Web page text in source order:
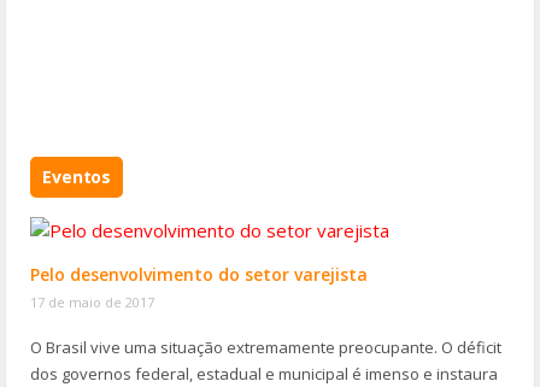
Eventos
Pelo desenvolvimento do setor varejista
17 de maio de 2017
O Brasil vive uma situação extremamente preocupante. O déficit
dos governos federal, estadual e municipal é imenso e instaura